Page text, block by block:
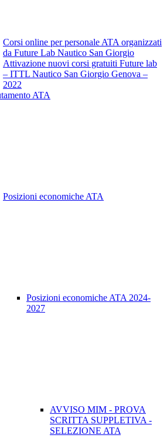
Corsi online per personale ATA organizzati
da Future Lab Nautico San Giorgio
Attivazione nuovi corsi gratuiti Future lab
– ITTL Nautico San Giorgio Genova –
2022
ATA
Posizioni economiche ATA
Posizioni economiche ATA 2024-
2027
AVVISO MIM - PROVA
SCRITTA SUPPLETIVA -
SELEZIONE ATA